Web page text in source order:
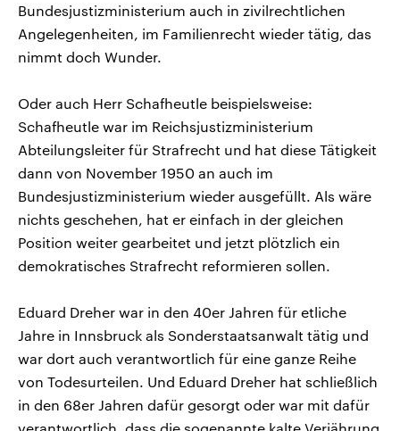
Bundesjustizministerium auch in zivilrechtlichen
Angelegenheiten, im Familienrecht wieder tätig, das
nimmt doch Wunder.
Oder auch Herr Schafheutle beispielsweise:
Schafheutle war im Reichsjustizministerium
Abteilungsleiter für Strafrecht und hat diese Tätigkeit
dann von November 1950 an auch im
Bundesjustizministerium wieder ausgefüllt. Als wäre
nichts geschehen, hat er einfach in der gleichen
Position weiter gearbeitet und jetzt plötzlich ein
demokratisches Strafrecht reformieren sollen.
Eduard Dreher war in den 40er Jahren für etliche
Jahre in Innsbruck als Sonderstaatsanwalt tätig und
war dort auch verantwortlich für eine ganze Reihe
von Todesurteilen. Und Eduard Dreher hat schließlich
in den 68er Jahren dafür gesorgt oder war mit dafür